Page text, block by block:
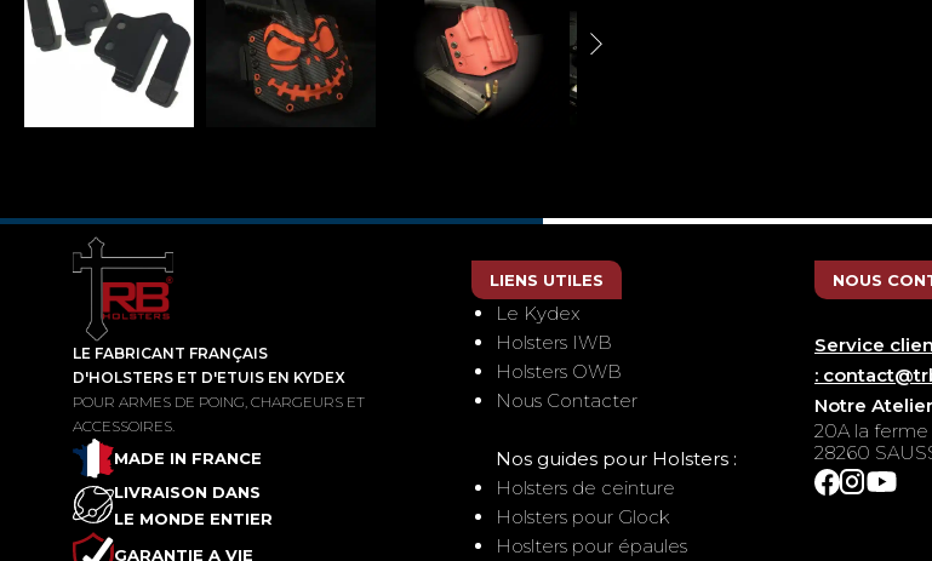
LE FABRICANT FRANÇAIS
D'HOLSTERS ET D'ETUIS EN KYDEX
POUR ARMES DE POING, CHARGEURS ET
ACCESSOIRES.
MADE IN FRANCE
LIVRAISON DANS
LE MONDE ENTIER
GARANTIE A VIE
LIENS UTILES
Le Kydex
Holsters IWB
Holsters OWB
Nous Contacter
Nos guides pour Holsters :
Holsters de ceinture
Holsters pour Glock
Hoslters pour épaules
NOUS
Service
:
Notre Atelier
20A la ferme
28260